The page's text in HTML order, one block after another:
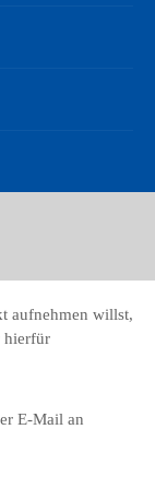
aufnehmen willst,
hierfür
E-Mail an